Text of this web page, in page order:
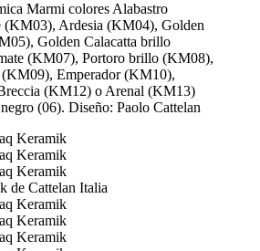
Marmi colores Alabastro
(KM03), Ardesia (KM04), Golden
Golden Calacatta brillo
(KM07), Portoro brillo (KM08),
Emperador (KM10),
(KM12) o Arenal (KM13)
(06). Diseño: Paolo Cattelan